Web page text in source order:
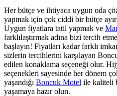
Her bütçe ve ihtiyaca uygun oda
yapmak için çok ciddi bir bütçe
Uygun fiyatlara tatil yapmak ve
farklılaştırmak adına bizi tercih
başlayın! Fiyatları kadar farklı
sizlerin tercihlerini karşılayan
edilen konaklama seçeneği olur.
seçenekleri sayesinde her dönem
yaşandığı Boncuk Motel ile kaliteli
yaşamaya hazır olun.